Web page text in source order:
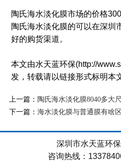
陶氏海水淡化膜市场的价格
陶氏海水淡化膜的可以在深圳
好的购货渠道。
本文由水天蓝环保(http://
发，转载请以链接形式标明本
上一篇： 陶氏海水淡化膜8040多大
下一篇： 海水淡化膜与普通膜有啥
深圳市水天蓝环
咨询热线：